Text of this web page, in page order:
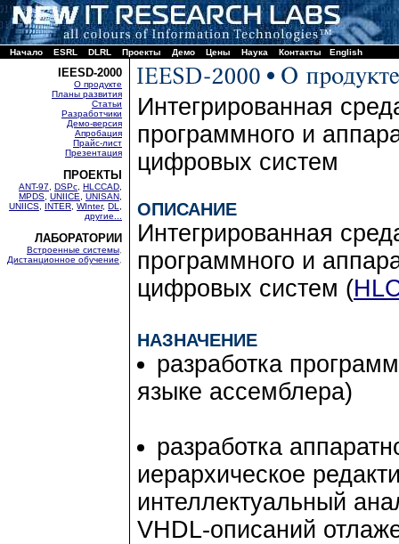
Начало ESRL DLRL Проекты Демо Цены Наука Контакты English
IEESD-2000
О продукте
Планы развития
Статьи
Разработчики
Демо-версия
Апробация
Прайс-лист
Презентация
ПРОЕКТЫ
ANT-97 DSPc HLCCAD
MPDS UNIICE UNISAN
UNIICS
INTER WInter, DL
другие...
ЛАБОРАТОРИИ
Встроенные системы
Дистанционное обучение
Интегрированная
программного и
цифровых систем
ОПИСАНИЕ
Интегрированная
программного и
цифровых систем (
НАЗНАЧЕНИЕ
разработка
языке ассемблера)
разработка
иерархическое
интеллектуальный
VHDL-описаний